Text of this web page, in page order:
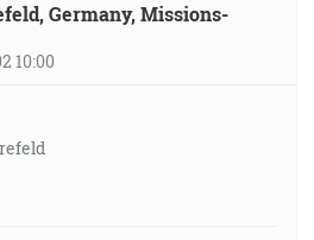
Germany, Missions-
10:00